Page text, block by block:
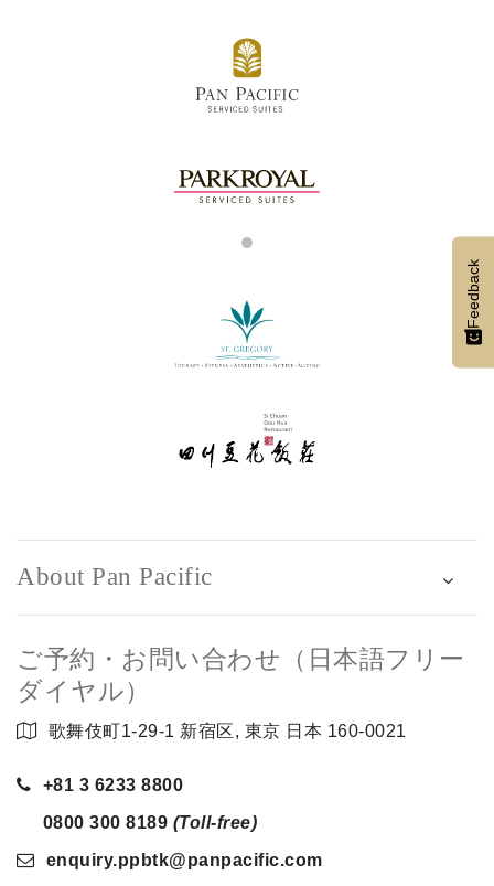
About Pan Pacific
ご予約・お問い合わせ（日本語フリー
ダイヤル）
歌舞伎町1-29-1 新宿区, 東京 日本 160-0021
+81 3 6233 8800
0800 300 8189 (Toll-free)
enquiry.ppbtk@panpacific.com
Feedback